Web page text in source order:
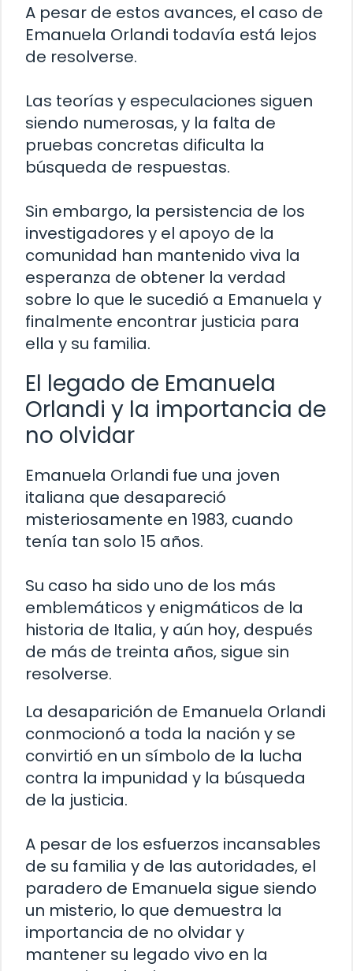
A pesar de estos avances, el caso de
Emanuela Orlandi todavía está lejos
de resolverse.
Las teorías y especulaciones siguen
siendo numerosas, y la falta de
pruebas concretas dificulta la
búsqueda de respuestas.
Sin embargo, la persistencia de los
investigadores y el apoyo de la
comunidad han mantenido viva la
esperanza de obtener la verdad
sobre lo que le sucedió a Emanuela y
finalmente encontrar justicia para
ella y su familia.
El legado de Emanuela
Orlandi y la importancia de
no olvidar
Emanuela Orlandi fue una joven
italiana que desapareció
misteriosamente en 1983, cuando
tenía tan solo 15 años.
Su caso ha sido uno de los más
emblemáticos y enigmáticos de la
historia de Italia, y aún hoy, después
de más de treinta años, sigue sin
resolverse.
La desaparición de Emanuela Orlandi
conmocionó a toda la nación y se
convirtió en un símbolo de la lucha
contra la impunidad y la búsqueda
de la justicia.
A pesar de los esfuerzos incansables
de su familia y de las autoridades, el
paradero de Emanuela sigue siendo
un misterio, lo que demuestra la
importancia de no olvidar y
mantener su legado vivo en la